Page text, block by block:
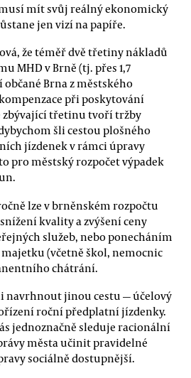
mít svůj reálný ekonomický
jen vizí na papíře.
že téměř dvě třetiny nákladů
MHD v Brně (tj. přes 1,7
Brna z městského
při poskytování
zbývající třetinu tvoří tržby
šli cestou plošného
jízdenek v rámci úpravy
pro městský rozpočet výpadek
lze v brněnském rozpočtu
kvality a zvýšení ceny
služeb, nebo ponecháním
(včetně škol, nemocnic
chátrání.
navrhnout jinou cestu — účelový
roční předplatní jízdenky.
jednoznačně sleduje racionální
města učinit pravidelné
sociálně dostupnější.